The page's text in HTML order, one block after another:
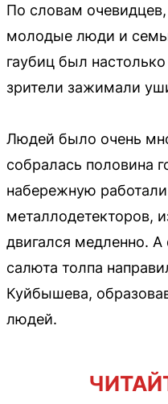
По словам
молодые люди и
гаубиц был
зрители зажимали
Людей было очень
собралась половина
набережную
металлодетекторов,
двигался медленно. А
салюта толпа
Куйбышева,
людей.